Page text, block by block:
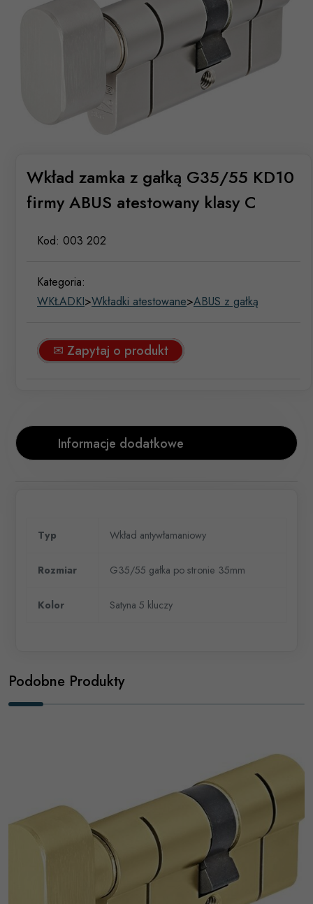
Wkład zamka z gałką G35/55 KD10
firmy ABUS atestowany klasy C
Kod: 003 202
Kategoria:
WKŁADKI>Wkładki atestowane>ABUS z gałką
✉ Zapytaj o produkt
Informacje dodatkowe
Typ Wkład antywłamaniowy
Rozmiar G35/55 gałka po stronie 35mm
Kolor Satyna 5 kluczy
Podobne Produkty